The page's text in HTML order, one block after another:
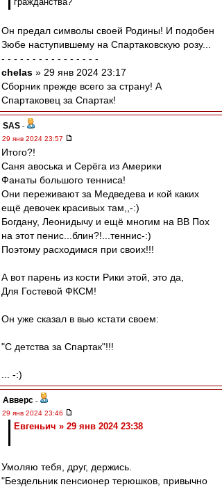
Он предал символы своей Родины! И подобен
Зюбе наступившему на Спартаковскую розу...
- - - - - - - - - - - - - - - -
chelas » 29 янв 2024 23:17
Сборник прежде всего за страну! А
Спартаковец за Спартак!
SAS -
29 янв 2024 23:57
Итого?!
Саня авоська и Серёга из Америки
Фанаты большого тенниса!
Они переживают за Медведева и кой каких
ещё девочек красивых там,,-:)
Богдану, Леонидычу и ещё многим на ВВ Пох
на этот пенис...блин?!...теннис-:)
Поэтому расходимся при своих!!!
А вот парень из кости Рики этой, это да,
Для Гостевой ФКСМ!
Он уже сказал в вью кстати своем:
"С детства за Спартак"!!!
... -:)
Авверс -
29 янв 2024 23:46
Евгеньич » 29 янв 2024 23:38
Умоляю тебя, друг, держись.
"Бездельник пенсионер терюшков, привычно